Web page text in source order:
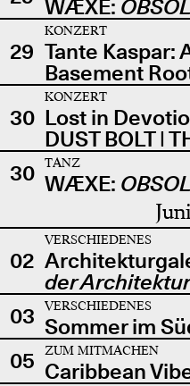
WÆXE:
29
KONZERT
Tante Kaspar:
Basement
30
KONZERT
Lost in
DUST BOLT |
30
TANZ
WÆXE:
02
VERSCHIEDENES
der Architektur
03
VERSCHIEDENES
Sommer im
05
ZUM MITMACHEN
Caribbean